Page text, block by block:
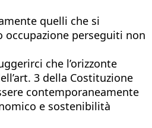
quelli che si
perseguiti non
che l’orizzonte
3 della Costituzione
contemporaneamente
e sostenibilità